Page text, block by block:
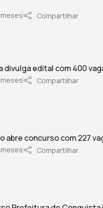
Compartilhar
divulga edital com 400
Compartilhar
abre concurso com 227
Compartilhar